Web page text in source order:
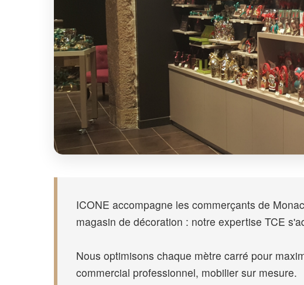
ICONE accompagne les commerçants de
magasin de décoration : notre expertise TCE
Nous optimisons chaque mètre carré pour
commercial professionnel, mobilier sur mesure.